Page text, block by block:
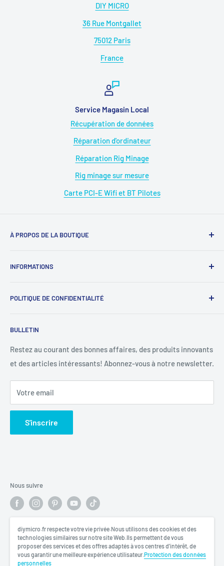
DIY MICRO
36 Rue Montgallet
75012 Paris
France
Service Magasin Local
Récupération de données
Réparation d'ordinateur
Réparation Rig Minage
Rig minage sur mesure
Carte PCI-E Wifi et BT Pilotes
À PROPOS DE LA BOUTIQUE
09 : 00h - 18 : 00h.Sans interruption.
INFORMATIONS
Rejoignez-nous
SAV WhatsApp : 07 68 88 02 12
Conditions d'utilisation
Politique de remboursement
POLITIQUE DE CONFIDENTIALITÉ
BULLETIN
Restez au courant des bonnes affaires, des produits innovants
et des articles intéressants! Abonnez-vous à notre newsletter.
Votre email
S'inscrire
Nous suivre
Nous acceptons
diymicro.fr respecte votre vie privée.Nous utilisons des cookies et des
technologies similaires sur notre site Web.Ils permettent de vous
proposer des services et des offres adaptés à vos centres d’intérêt, de
vous garantir une meilleure expérience utilisateur.Protection des données
personnelles